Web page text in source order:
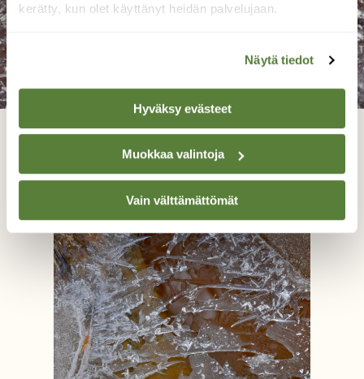
kerätty, kun olet käyttänyt heidän palvelujaan.
Näytä tiedot
Hyväksy evästeet
Muokkaa valintoja
Vain välttämättömät
Pitsijääkuvioita alkaa muodostua
Reijo Juurinen, Nuuksion kansallispuisto Joulukuu